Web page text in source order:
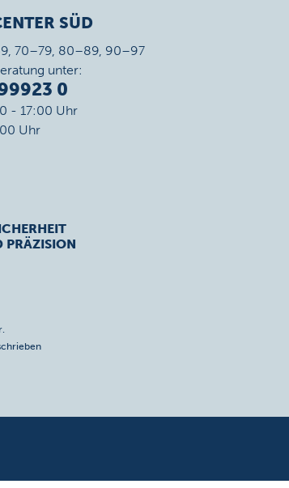
SÜD
70–79, 80–89, 90–97
unter:
0
- 17:00 Uhr
Uhr
PRÄZISION